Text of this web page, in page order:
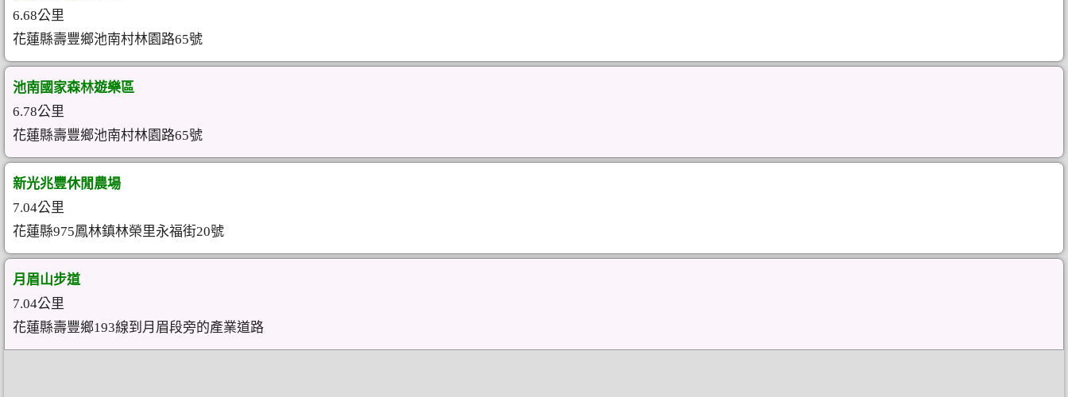
6.68公里
花蓮縣壽豐鄉池南村林園路65號
池南國家森林遊樂區
6.78公里
花蓮縣壽豐鄉池南村林園路65號
新光兆豐休閒農場
7.04公里
花蓮縣975鳳林鎮林榮里永福街20號
月眉山步道
7.04公里
花蓮縣壽豐鄉193線到月眉段旁的產業道路